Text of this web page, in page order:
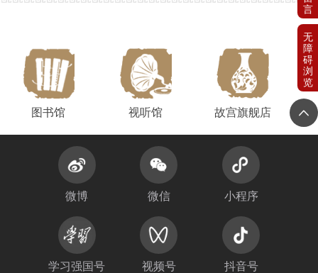
图书馆 视听馆 故宫旗舰店
微博 微信 小程序
学习强国号 视频号 抖音号